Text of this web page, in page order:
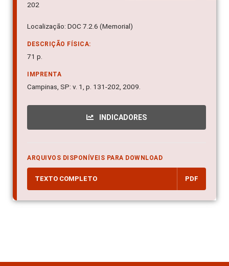
202
Localização: DOC 7.2.6 (Memorial)
DESCRIÇÃO FÍSICA:
71 p.
IMPRENTA
Campinas, SP: v. 1, p. 131-202, 2009.
INDICADORES
ARQUIVOS DISPONÍVEIS PARA DOWNLOAD
TEXTO COMPLETO PDF